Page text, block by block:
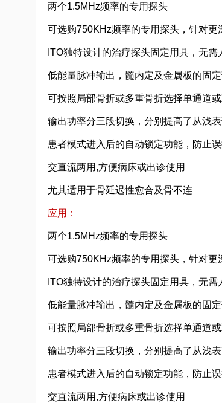
两个1.5MHz频率的专用探头
可选购750KHz频率的专用探头，针对
ITO独特设计的治疗探头固定用具，无需
低能量脉冲输出，髓内定及金属板的固
可按照局部骨折或多重骨折选择单通道
输出功率分三段切换，分别提高了从浅
患者模式进入后的自动锁定功能，防止
交直流两用,方便病床或出诊使用
尤其适用于骨延迟性愈合及骨不连
应用：
两个1.5MHz频率的专用探头
可选购750KHz频率的专用探头，针对
ITO独特设计的治疗探头固定用具，无需
低能量脉冲输出，髓内定及金属板的固
可按照局部骨折或多重骨折选择单通道
输出功率分三段切换，分别提高了从浅
患者模式进入后的自动锁定功能，防止
交直流两用,方便病床或出诊使用